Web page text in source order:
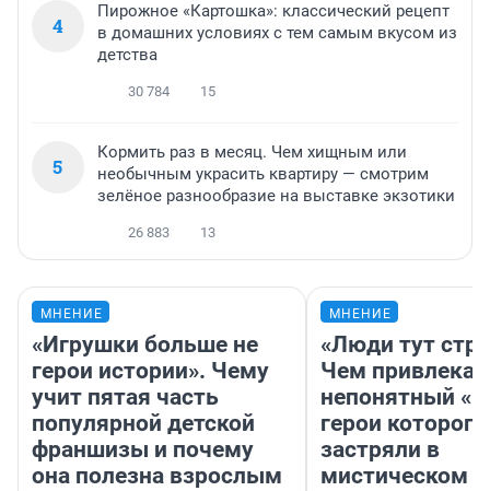
4
Пирожное «Картошка»: классический рецепт
в домашних условиях с тем самым вкусом из
детства
30 784 15
5
Кормить раз в месяц. Чем хищным или
необычным украсить квартиру — смотрим
зелёное разнообразие на выставке экзотики
26 883 13
МНЕНИЕ
«Игрушки больше не
герои истории». Чему
учит пятая часть
популярной детской
франшизы и почему
она полезна взрослым
МНЕНИЕ
«Люди тут
Чем
непонятный
герои которого
застряли в
мистическом